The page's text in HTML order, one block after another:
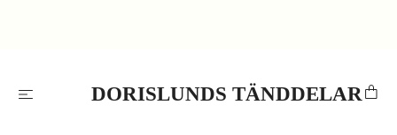
DORISLUNDS TÄNDDELAR